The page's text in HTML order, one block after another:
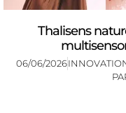
Thalisens
06/06/2026